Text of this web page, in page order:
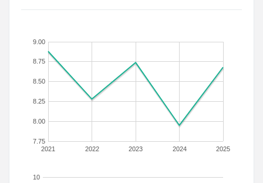
2021 2022 2023 2024 2025
7.75
8.00
8.25
8.50
8.75
9.00
10